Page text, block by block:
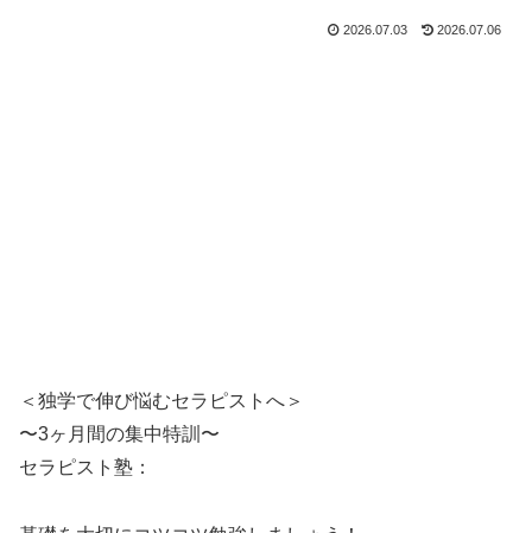
2026.07.03 2026.07.06
＜独学で伸び悩むセラピストへ＞
〜3ヶ月間の集中特訓〜
セラピスト塾：